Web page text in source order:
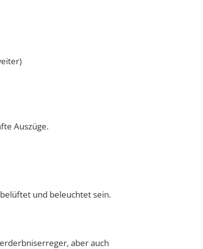
Auszüge.
und beleuchtet sein.
aber auch